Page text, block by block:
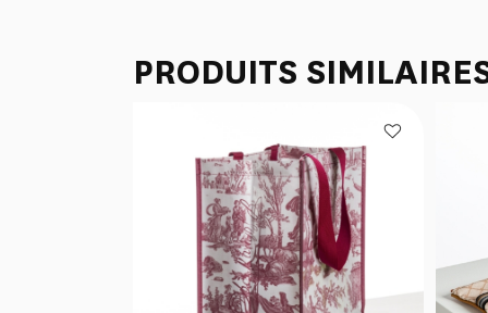
PRODUITS